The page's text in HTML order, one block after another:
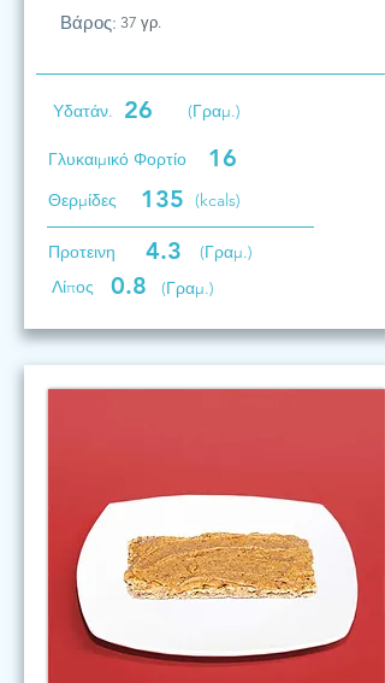
Βάρος: 37 γρ.
Υδατάν. 26 (Γραμ.)
Γλυκαιμικό Φορτίο 16
Θερμίδες 135 (kcals)
Προτεινη 4.3
(Γραμ.)
Λίπος
0.8 (Γραμ.)